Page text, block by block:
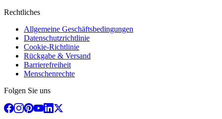
Rechtliches
Allgemeine Geschäftsbedingungen
Datenschutzrichtlinie
Cookie-Richtlinie
Rückgabe & Versand
Barrierefreiheit
Menschenrechte
Folgen Sie uns